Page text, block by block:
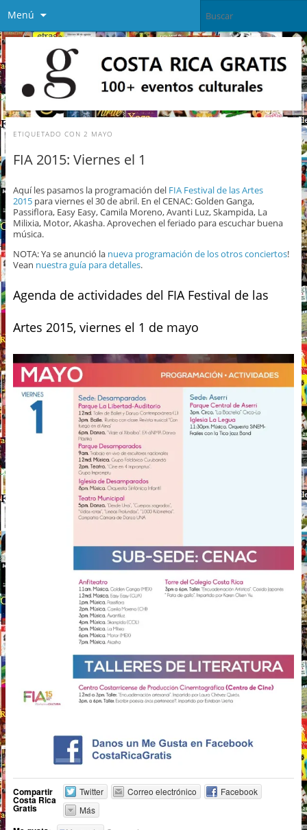
Menú
ETIQUETADO CON 2 MAYO
FIA 2015: Viernes el 1
Aquí les pasamos la programación del FIA Festival de las Artes
2015para viernes el 30 de abril. En el CENAC: Golden Ganga,
Passiflora, Easy Easy, Camila Moreno, Avanti Luz, Skampida, La
Milixia, Motor, Akasha. Aprovechen el feriado para escuchar buena
música.
NOTA: Ya se anunció la nueva programación de los otros conciertos!
Vean nuestra guía para detalles.
Agenda de actividades del FIA Festival de las
Artes 2015, viernes el 1 de mayo
Compartir
Costa Rica
Gratis
Twitter Correo electrónico
Facebook
Más